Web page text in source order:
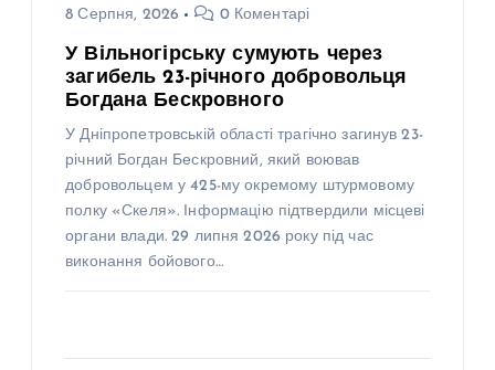
8 Серпня, 2026 0 Коментарі
У Вільногірську сумують через
загибель 23-річного добровольця
Богдана Бескровного
У Дніпропетровській області трагічно загинув 23-
річний Богдан Бескровний, який воював
добровольцем у 425-му окремому штурмовому
полку «Скеля». Інформацію підтвердили місцеві
органи влади. 29 липня 2026 року під час
виконання бойового…